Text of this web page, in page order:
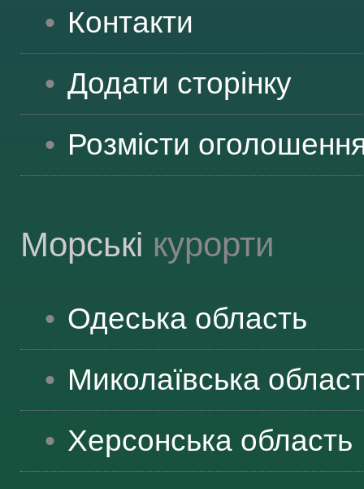
ВІДВІДУВАЧАМ
АКЦІЇ
НОВЕ!
ОГОЛОШЕННЯ
ЯК ДОЇХАТИ
Контакти
Додати сторінку
Розмісти
Морські курорти
Одеська область
Миколаївська
Херсонська область